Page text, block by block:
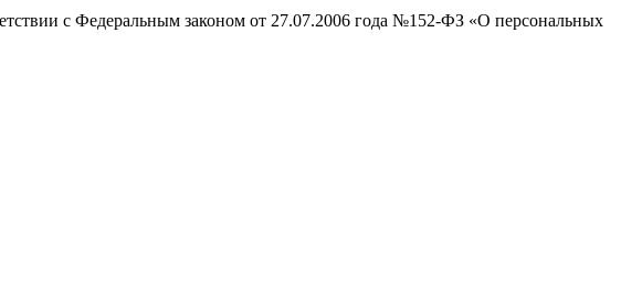
с Федеральным законом от 27.07.2006 года №152-ФЗ «О персональных